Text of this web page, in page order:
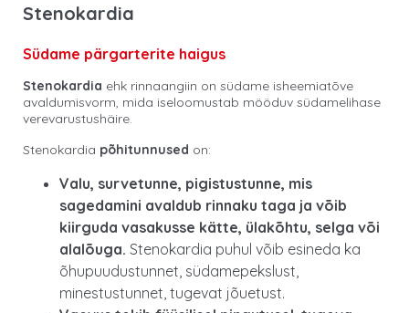
Stenokardia
Südame pärgarterite haigus
Stenokardia ehk rinnaangiin on südame isheemiatõve
avaldumisvorm, mida iseloomustab mööduv südamelihase
verevarustushäire.
Stenokardia põhitunnused on:
Valu, survetunne, pigistustunne, mis
sagedamini avaldub rinnaku taga ja võib
kiirguda vasakusse kätte, ülakõhtu, selga või
alalõuga. Stenokardia puhul võib esineda ka
õhupuudustunnet, südamepekslust,
minestustunnet, tugevat jõuetust.